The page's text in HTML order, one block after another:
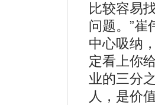
比较容易
问题。”崔
中心吸纳
定看上你
业的三分
人，是价